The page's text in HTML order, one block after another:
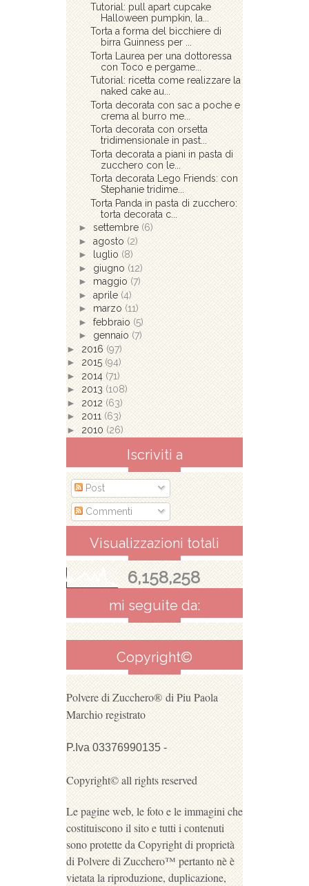
Tutorial: pull apart cupcake
Halloween pumpkin, la...
Torta a forma del bicchiere di
birra Guinness per ...
Torta Laurea per una dottoressa
con Toco e pergame...
Tutorial: ricetta come realizzare la
naked cake au...
Torta decorata con sac a poche e
crema al burro me...
Torta decorata con orsetta
tridimensionale in past...
Torta decorata a piani in pasta di
zucchero con le...
Torta decorata Lego Friends: con
Stephanie tridime...
Torta Panda in pasta di zucchero:
torta decorata c...
► settembre (6)
► agosto (2)
► luglio (8)
► giugno (12)
► maggio (7)
► aprile (4)
► marzo (11)
► febbraio (5)
► gennaio (7)
► 2016 (97)
► 2015 (94)
► 2014 (71)
► 2013 (108)
► 2012 (63)
► 2011 (63)
► 2010 (26)
Iscriviti a
Post
Commenti
Visualizzazioni totali
6,158,258
mi seguite da:
Copyright©
Polvere di Zucchero® di Piu Paola
Marchio registrato
P.Iva 03376990135 -
Copyright© all rights reserved
Le pagine web, le foto e le immagini che
costituiscono il sito e tutti i contenuti
sono protette da Copyright di proprietà
di Polvere di Zucchero™ pertanto nè è
vietata la riproduzione, duplicazione,